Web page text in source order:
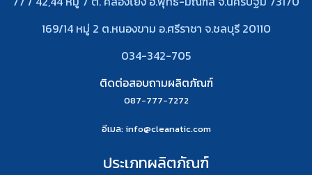
169/14 หมู่ 2 ต.หนองขาม อ.ศรีราชา จ.ชลบุรี 20110
034-342-705
ติดต่อสอบถามผลิตภัณฑ์
087-777-7272
อีเมล: info@cleanatic.com
ประเภทผลิตภัณฑ์